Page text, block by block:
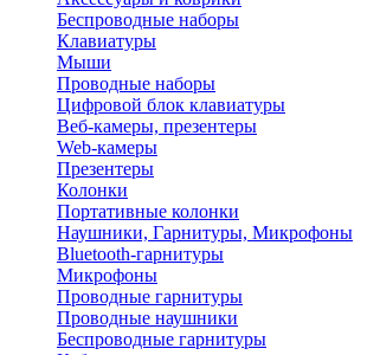
Беспроводные наборы
Клавиатуры
Мыши
Проводные наборы
Цифровой блок клавиатуры
Веб-камеры, презентеры
Web-камеры
Презентеры
Колонки
Портативные колонки
Наушники, Гарнитуры, Микрофоны
Bluetooth-гарнитуры
Микрофоны
Проводные гарнитуры
Проводные наушники
Беспроводные гарнитуры